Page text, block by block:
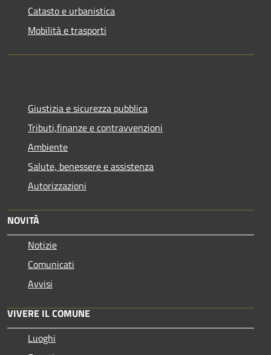
Catasto e urbanistica
Mobilità e trasporti
Giustizia e sicurezza pubblica
Tributi,finanze e contravvenzioni
Ambiente
Salute, benessere e assistenza
Autorizzazioni
NOVITÀ
Notizie
Comunicati
Avvisi
VIVERE IL COMUNE
Luoghi